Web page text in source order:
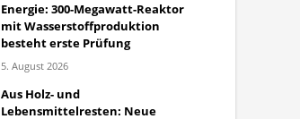
Energie: 300-Megawatt-Reaktor
mit Wasserstoffproduktion
besteht erste Prüfung
5. August 2026
Aus Holz- und
Lebensmittelresten: Neue